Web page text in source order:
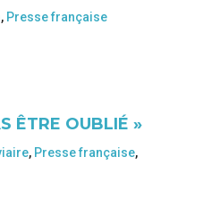
, Presse française
ÊTRE OUBLIÉ »
, Presse française,